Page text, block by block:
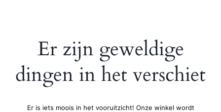
Er zijn geweldige
dingen in het verschiet
Er is iets moois in het vooruitzicht! Onze winkel wordt